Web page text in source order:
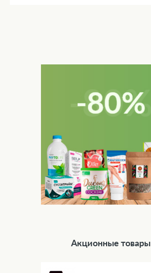
Акционные товары